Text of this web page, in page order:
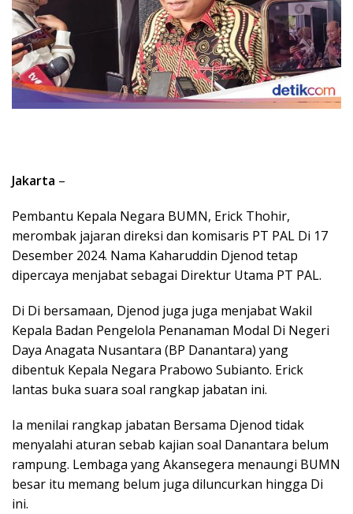
Jakarta –
Pembantu Kepala Negara BUMN, Erick Thohir,
merombak jajaran direksi dan komisaris PT PAL Di 17
Desember 2024. Nama Kaharuddin Djenod tetap
dipercaya menjabat sebagai Direktur Utama PT PAL.
Di Di bersamaan, Djenod juga juga menjabat Wakil
Kepala Badan Pengelola Penanaman Modal Di Negeri
Daya Anagata Nusantara (BP Danantara) yang
dibentuk Kepala Negara Prabowo Subianto. Erick
lantas buka suara soal rangkap jabatan ini.
Ia menilai rangkap jabatan Bersama Djenod tidak
menyalahi aturan sebab kajian soal Danantara belum
rampung. Lembaga yang Akansegera menaungi BUMN
besar itu memang belum juga diluncurkan hingga Di
ini.